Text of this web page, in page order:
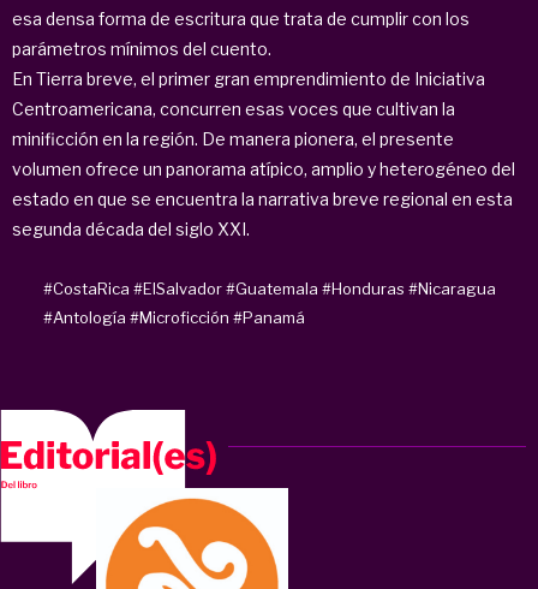
esa densa forma de escritura que trata de cumplir con los
parámetros mínimos del cuento.
En Tierra breve, el primer gran emprendimiento de Iniciativa
Centroamericana, concurren esas voces que cultivan la
minificción en la región. De manera pionera, el presente
volumen ofrece un panorama atípico, amplio y heterogéneo del
estado en que se encuentra la narrativa breve regional en esta
segunda década del siglo XXI.
#CostaRica #ElSalvador #Guatemala #Honduras #Nicaragua
#Antología #Microficción #Panamá